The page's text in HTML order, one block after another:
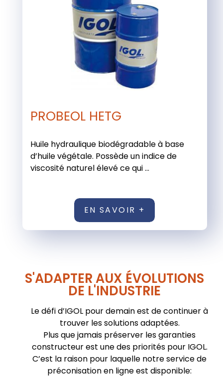
PROBEOL HETG
Huile hydraulique biodégradable à base
d’huile végétale. Possède un indice de
viscosité naturel élevé ce qui ...
EN SAVOIR +
S'ADAPTER AUX ÉVOLUTIONS
DE L'INDUSTRIE
Le défi d’IGOL pour demain est de continuer à
trouver les solutions adaptées.
Plus que jamais préserver les garanties
constructeur est une des priorités pour IGOL.
C’est la raison pour laquelle notre service de
préconisation en ligne est disponible: